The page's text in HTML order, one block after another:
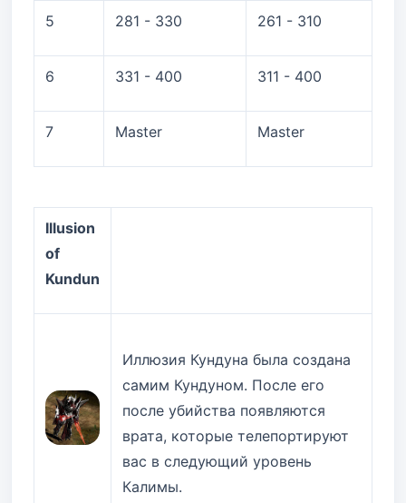
5 281 - 330 261 - 310
6 331 - 400 311 - 400
7 Master Master
Illusion
of
Kundun
Иллюзия Кундуна была создана
самим Кундуном. После его
после убийства появляются
врата, которые телепортируют
вас в следующий уровень
Калимы.